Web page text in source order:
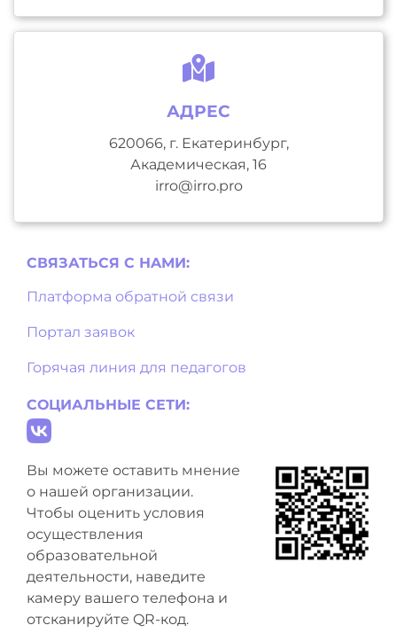
АДРЕС
620066, г. Екатеринбург,
Академическая, 16
irro@irro.pro
СВЯЗАТЬСЯ С НAМИ:
Платформа обратной связи
Портал заявок
Горячая линия для педагогов
СОЦИАЛЬНЫЕ СЕТИ:
Вы можете оставить мнение
о нашей организации.
Чтобы оценить условия
осуществления
образовательной
деятельности, наведите
камеру вашего телефона и
отсканируйте QR-код.